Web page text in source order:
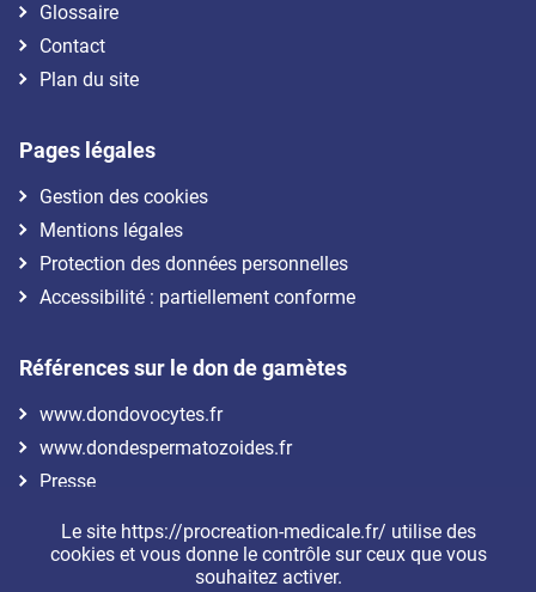
Le site https://procreation-medicale.fr/ utilise des
cookies et vous donne le contrôle sur ceux que vous
souhaitez activer.
Glossaire
Contact
Plan du site
Pages légales
Gestion des cookies
Mentions légales
Protection des données personnelles
Accessibilité : partiellement conforme
Références sur le don de gamètes
www.dondovocytes.fr
www.dondespermatozoides.fr
Presse
Nous suivre